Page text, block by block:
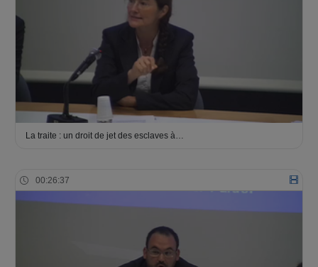
La traite : un droit de jet des esclaves à…
00:26:37